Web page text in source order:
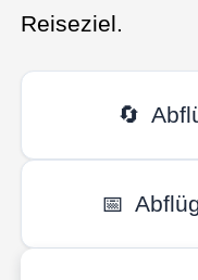
Reiseziel.
🔄
📅